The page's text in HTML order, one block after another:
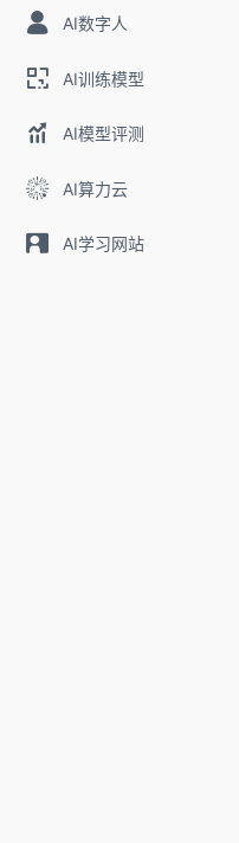
AI数字人
AI训练模型
AI模型评测
AI算力云
AI学习网站